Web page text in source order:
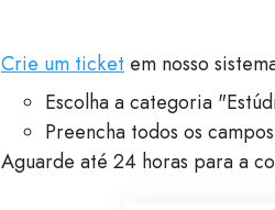
Crie um ticket em nosso
Escolha a categoria
Preencha todos os
Aguarde até 24 horas para a